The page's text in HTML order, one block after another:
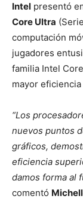
Intel presentó
Core Ultra
computación
jugadores
familia Intel
mayor
“Los
nuevos puntos
gráficos,
eficiencia
damos forma al
comentó